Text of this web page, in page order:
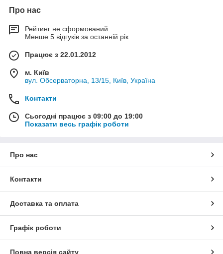
Про нас
Рейтинг не сформований
Менше 5 відгуків за останній рік
Працює з 22.01.2012
м. Київ
вул. Обсерваторна, 13/15, Київ, Україна
Контакти
Сьогодні працює з 09:00 до 19:00
Показати весь графік роботи
Про нас
Контакти
Доставка та оплата
Графік роботи
Повна версія сайту